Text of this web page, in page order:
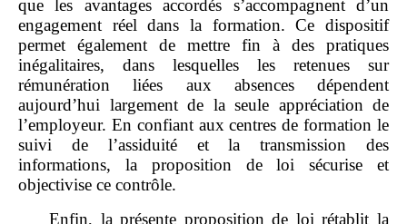
que les avantages accordés s’accompagnent d’un
engagement réel dans la formation. Ce dispositif
permet également de mettre fin à des pratiques
inégalitaires, dans lesquelles les retenues sur
rémunération liées aux absences dépendent
aujourd’hui largement de la seule appréciation de
l’employeur. En confiant aux centres de formation le
suivi de l’assiduité et la transmission des
informations, la proposition de loi sécurise et
objectivise ce contrôle.
Enfin, la présente proposition de loi rétablit la